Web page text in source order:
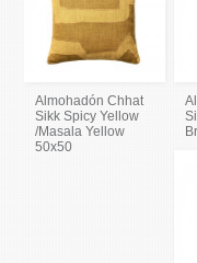
Almohadón Chhat
Sikk Spicy Yellow
/Masala Yellow
50x50